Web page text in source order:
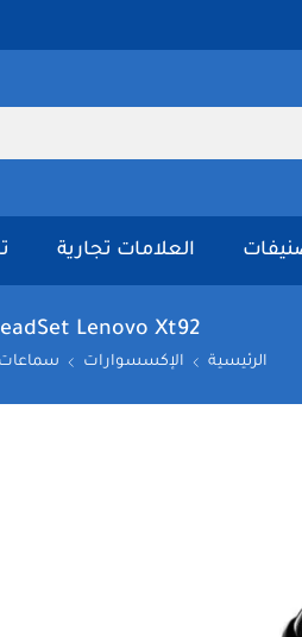
العلامات تجارية
Lenovo Xt92
الرئيسية الإكسسوارات سماعات